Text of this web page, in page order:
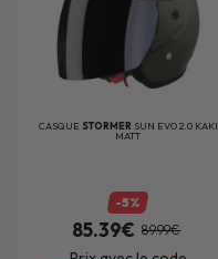
CASQUE STORMER SUN EVO 2.0 KAKI
MATT
-5%
85.39€ 89.99€